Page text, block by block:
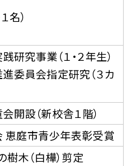
名）
研究事業（１・２年生）
委員会指定研究（３カ
開設（新校舎１階）
恵庭市青少年表彰受賞
樹木（白樺）剪定